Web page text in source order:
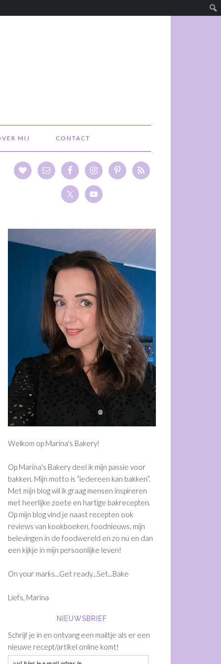
MIJ CONTACT
Welkom op Marina's Bakery!
Op Marina's Bakery deel ik mijn passie voor
bakken. Mijn motto is “iedereen kan bakken”.
Met mijn blog wil ik graag mensen inspireren
met heerlijke zoete en hartige bakrecepten.
Op mijn blog vind je naast recepten ook
reviews van kookboeken, foodnieuws, mijn
belevingen in de foodwereld en zo nu en dan
een kijkje in mijn persoonlijke leven!
On your marks...Get ready...Set...Bake
Liefs, Marina
NIEUWSBRIEF
Schrijf je in en ontvang een mailtje als er een
nieuwe recept/artikel online komt!
vul